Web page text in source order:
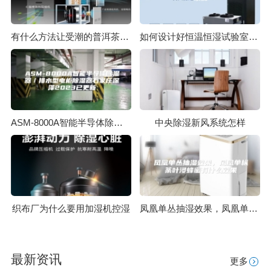
有什么方法让受潮的普洱茶起死回生？ 如何设计好恒温恒湿试验室控制系统
ASM-8000A智能半导体除湿器／排水型电柜除湿器石家庄深泽2023已更新 中央除湿新风系统怎样
织布厂为什么要用加湿机控湿 凤凰单丛抽湿效果，凤凰单枞荼叶浸蜂蜜有什么效果
最新资讯 更多